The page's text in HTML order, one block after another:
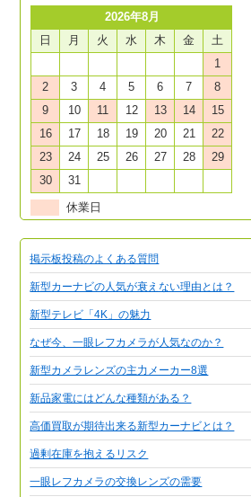
2026年8月
日
月 火 水 木 金
土
1
2
3 4 5 6 7
8
9
10 11 12 13 14
15
16
17 18 19 20 21
22
23
24 25 26 27 28
29
30
31
休業日
掲示板投稿のよくある質問
新型カーナビの人気が衰えない理由とは？
新型テレビ「4K」の魅力
なぜ今、一眼レフカメラが人気なのか？
新型カメラレンズの主力メーカー8選
新品家電にはどんな種類がある？
高価買取が期待出来る新型カーナビとは？
過剰在庫を抱えるリスク
一眼レフカメラの交換レンズの需要